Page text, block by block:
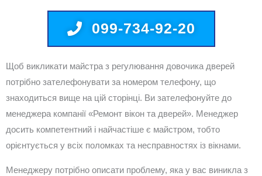
099-734-92-20
Щоб викликати майстра з регулювання довочика дверей
потрібно зателефонувати за номером телефону, що
знаходиться вище на цій сторінці. Ви зателефонуйте до
менеджера компанії «Ремонт вікон та дверей». Менеджер
досить компетентний і найчастіше є майстром, тобто
орієнтується у всіх поломках та несправностях із вікнами.
Менеджеру потрібно описати проблему, яка у вас виникла з